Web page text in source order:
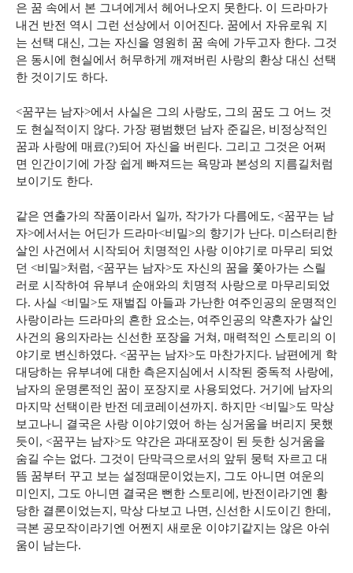
은 꿈 속에서 본 그녀에게서 헤어나오지 못한다. 이 드라마가
내건 반전 역시 그런 선상에서 이어진다. 꿈에서 자유로워 지
는 선택 대신, 그는 자신을 영원히 꿈 속에 가두고자 한다. 그것
은 동시에 현실에서 허무하게 깨져버린 사랑의 환상 대신 선택
한 것이기도 하다.
<꿈꾸는 남자>에서 사실은 그의 사랑도, 그의 꿈도 그 어느 것
도 현실적이지 않다. 가장 평범했던 남자 준길은, 비정상적인
꿈과 사랑에 매료(?)되어 자신을 버린다. 그리고 그것은 어쩌
면 인간이기에 가장 쉽게 빠져드는 욕망과 본성의 지름길처럼
보이기도 한다.
같은 연출가의 작품이라서 일까, 작가가 다름에도, <꿈꾸는 남
자>에서서는 어딘가 드라마<비밀>의 향기가 난다. 미스터리한
살인 사건에서 시작되어 치명적인 사랑 이야기로 마무리 되었
던 <비밀>처럼, <꿈꾸는 남자>도 자신의 꿈을 쫓아가는 스릴
러로 시작하여 유부녀 순애와의 치명적 사랑으로 마무리되었
다. 사실 <비밀>도 재벌집 아들과 가난한 여주인공의 운명적인
사랑이라는 드라마의 흔한 요소는, 여주인공의 약혼자가 살인
사건의 용의자라는 신선한 포장을 거쳐, 매력적인 스토리의 이
야기로 변신하였다. <꿈꾸는 남자>도 마찬가지다. 남편에게 학
대당하는 유부녀에 대한 측은지심에서 시작된 중독적 사랑에,
남자의 운명론적인 꿈이 포장지로 사용되었다. 거기에 남자의
마지막 선택이란 반전 데코레이션까지. 하지만 <비밀>도 막상
보고나니 결국은 사랑 이야기였어 하는 싱거움을 버리지 못했
듯이, <꿈꾸는 남자>도 약간은 과대포장이 된 듯한 싱거움을
숨길 수는 없다. 그것이 단막극으로서의 앞뒤 뭉턱 자르고 대
뜸 꿈부터 꾸고 보는 설정때문이었는지, 그도 아니면 여운의
미인지, 그도 아니면 결국은 뻔한 스토리에, 반전이라기엔 황
당한 결론이었는지, 막상 다보고 나면, 신선한 시도이긴 한데,
극본 공모작이라기엔 어쩐지 새로운 이야기같지는 않은 아쉬
움이 남는다.